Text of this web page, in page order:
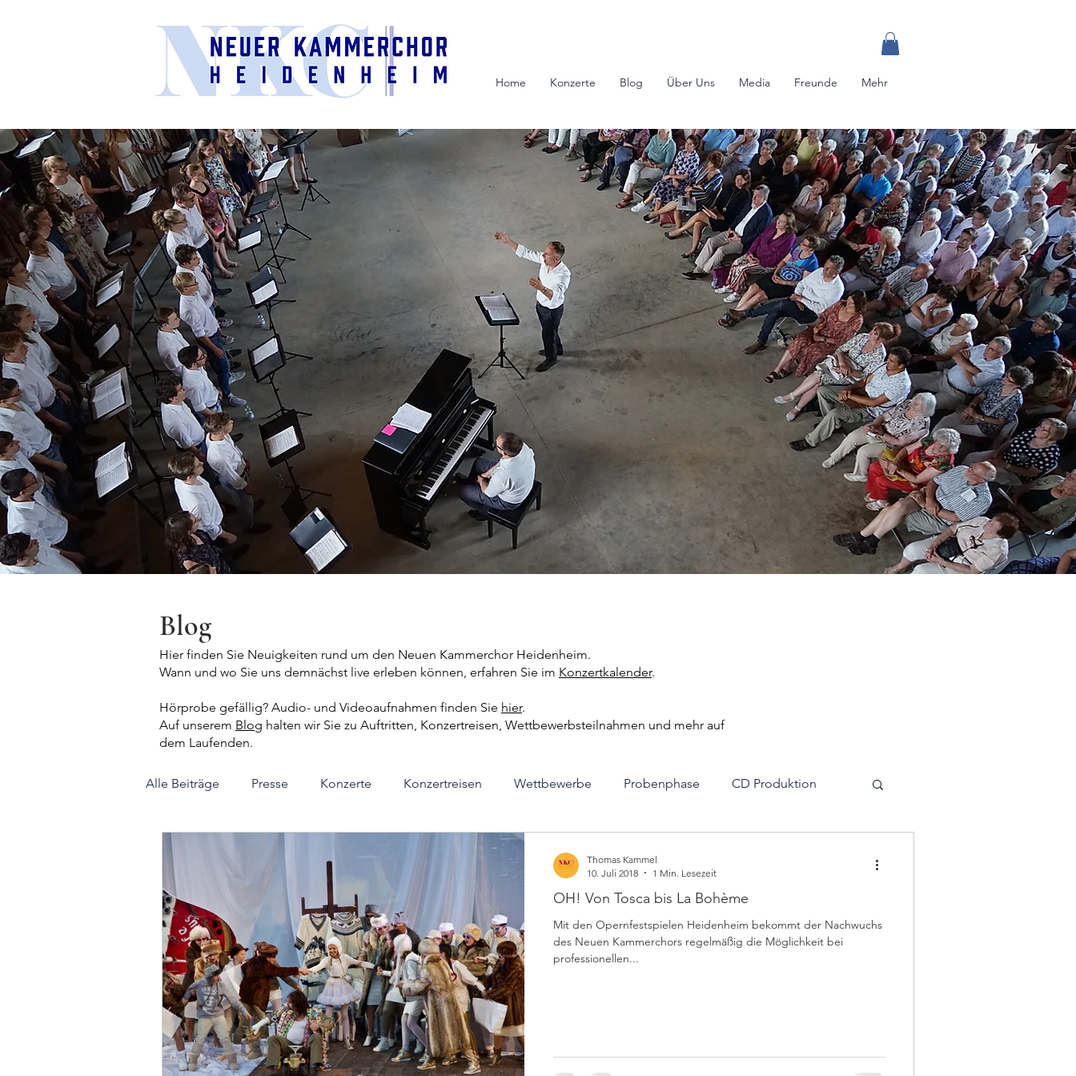
Home Konzerte Blog Über Uns Media Freunde Mehr
Blog
Hier finden Sie Neuigkeiten rund um den Neuen Kammerchor Heidenheim.
Wann und wo Sie uns demnächst live erleben können, erfahren Sie im Konzertkalender.
Hörprobe gefällig? Audio- und Videoaufnahmen finden Sie hier.
Auf unserem Blog halten wir Sie zu Auftritten, Konzertreisen, Wettbewerbsteilnahmen und mehr auf
dem Laufenden.
Alle Beiträge Presse Konzerte Konzertreisen Wettbewerbe Probenphase CD Produktion
OH! Von Tosca bis La Bohème
Mit den Opernfestspielen Heidenheim bekommt der Nachwuchs
des Neuen Kammerchors regelmäßig die Möglichkeit bei
professionellen...
Thomas Kammel
10. Juli 2018
1 Min. Lesezeit